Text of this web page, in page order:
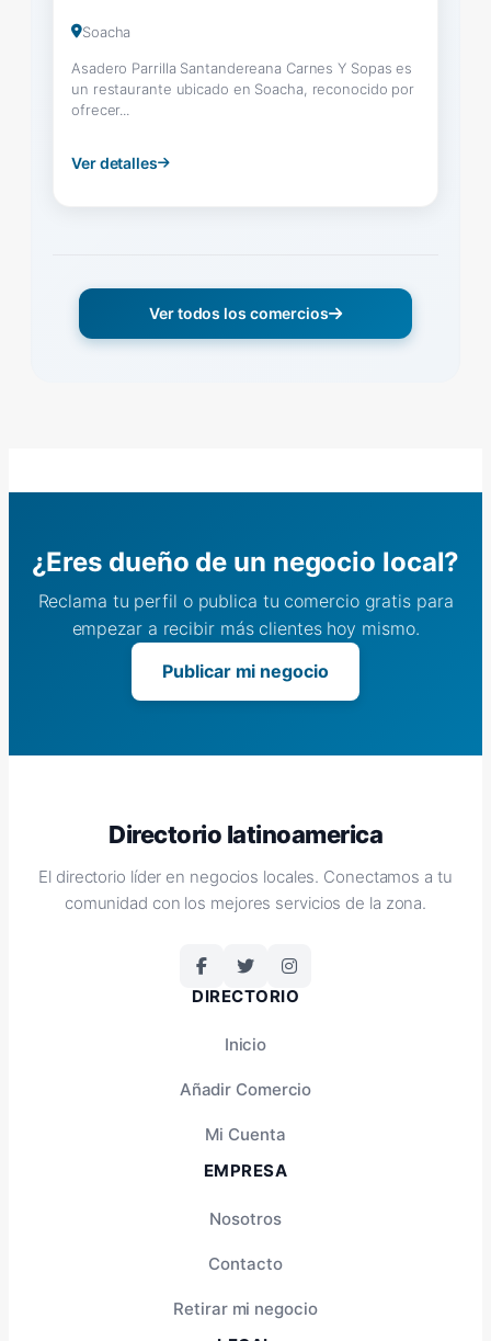
Soacha
Asadero Parrilla Santandereana Carnes Y Sopas es
un restaurante ubicado en Soacha, reconocido por
ofrecer...
Ver detalles
Ver todos los comercios
¿Eres dueño de un negocio local?
Reclama tu perfil o publica tu comercio gratis para
empezar a recibir más clientes hoy mismo.
Publicar mi negocio
Directorio latinoamerica
El directorio líder en negocios locales. Conectamos a tu
comunidad con los mejores servicios de la zona.
DIRECTORIO
Inicio
Añadir Comercio
Mi Cuenta
EMPRESA
Nosotros
Contacto
Retirar mi negocio